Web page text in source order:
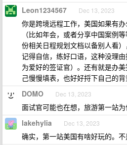
Leon1234567 Dec 13, 2023
你是跨境远程工作，美国如果有
（比如年会，或者分享中国案例
份相关日程规划文档以备别人看）
记得自信，练好口语，这种没理
为爱好的签证官）。还有就是办
己慢慢填表，也好好捋下自己的
DOMO Dec 13, 2023
面试官可能也在想，旅游第一站
lakehylia Dec 13, 2023
确实，第一站美国有啥好玩的。不